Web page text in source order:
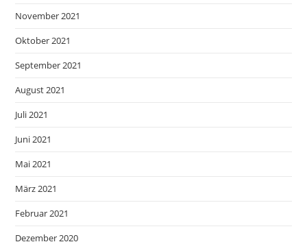
November 2021
Oktober 2021
September 2021
August 2021
Juli 2021
Juni 2021
Mai 2021
März 2021
Februar 2021
Dezember 2020